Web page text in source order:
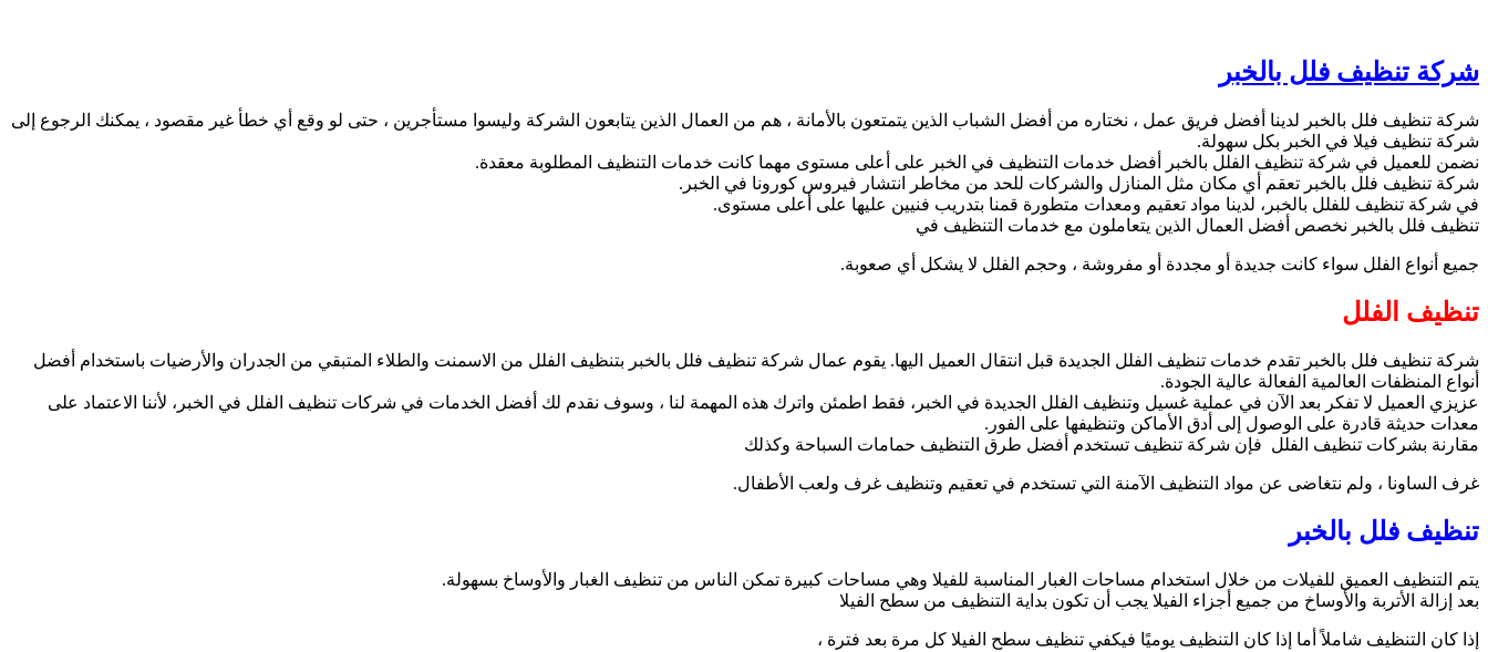
شركة تنظيف فلل بالخبر
شركة تنظيف فلل بالخبر لدينا أفضل فريق عمل ، نختاره من أفضل الشباب الذين يتمتعون بالأمانة ، هم من العمال الذين يتابعون الشركة وليسوا مستأجرين ، حتى لو وقع أي خطأ غير مقصود ، يمكنك الرجوع إلى
شركة تنظيف فيلا في الخبر بكل سهولة.
نضمن للعميل في شركة تنظيف الفلل بالخبر أفضل خدمات التنظيف في الخبر على أعلى مستوى مهما كانت خدمات التنظيف المطلوبة معقدة.
شركة تنظيف فلل بالخبر تعقم أي مكان مثل المنازل والشركات للحد من مخاطر انتشار فيروس كورونا في الخبر.
في شركة تنظيف للفلل بالخبر، لدينا مواد تعقيم ومعدات متطورة قمنا بتدريب فنيين عليها على أعلى مستوى.
تنظيف فلل بالخبر نخصص أفضل العمال الذين يتعاملون مع خدمات التنظيف في
جميع أنواع الفلل سواء كانت جديدة أو مجددة أو مفروشة ، وحجم الفلل لا يشكل أي صعوبة.
تنظيف الفلل
شركة تنظيف فلل بالخبر تقدم خدمات تنظيف الفلل الجديدة قبل انتقال العميل اليها. يقوم عمال شركة تنظيف فلل بالخبر بتنظيف الفلل من الاسمنت والطلاء المتبقي من الجدران والأرضيات باستخدام أفضل
أنواع المنظفات العالمية الفعالة عالية الجودة.
عزيزي العميل لا تفكر بعد الآن في عملية غسيل وتنظيف الفلل الجديدة في الخبر، فقط اطمئن واترك هذه المهمة لنا ، وسوف نقدم لك أفضل الخدمات في شركات تنظيف الفلل في الخبر، لأننا الاعتماد على
معدات حديثة قادرة على الوصول إلى أدق الأماكن وتنظيفها على الفور.
مقارنة بشركات تنظيف الفلل فإن شركة تنظيف تستخدم أفضل طرق التنظيف حمامات السباحة وكذلك
غرف الساونا ، ولم نتغاضى عن مواد التنظيف الآمنة التي تستخدم في تعقيم وتنظيف غرف ولعب الأطفال.
تنظيف فلل بالخبر
يتم التنظيف العميق للفيلات من خلال استخدام مساحات الغبار المناسبة للفيلا وهي مساحات كبيرة تمكن الناس من تنظيف الغبار والأوساخ بسهولة.
بعد إزالة الأتربة والأوساخ من جميع أجزاء الفيلا يجب أن تكون بداية التنظيف من سطح الفيلا
إذا كان التنظيف شاملاً أما إذا كان التنظيف يوميًا فيكفي تنظيف سطح الفيلا كل مرة بعد فترة ،